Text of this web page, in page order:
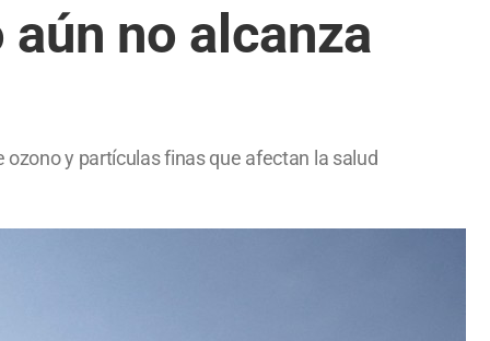
no alcanza
y partículas finas que afectan la salud